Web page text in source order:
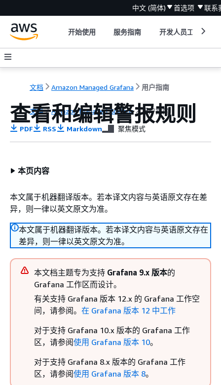
中文 (简体) 首选项 联系
开始使用 服务指南 开发人员工具
文档 Amazon Managed Grafana 用户指南
文档 Amazon Managed Grafana 用户指南
查看和编辑警报规则
PDF RSS Markdown 聚焦模式
本页内容
本文属于机器翻译版本。若本译文内容与英语原文存在差
异，则一律以英文原文为准。
本文属于机器翻译版本。若本译文内容与英语原文存在
差异，则一律以英文原文为准。
本文档主题专为支持 Grafana 9.x 版本的
Grafana 工作区而设计。
有关支持 Grafana 版本 12.x 的 Grafana 工作空
间，请参阅。 在 Grafana 版本 12 中工作
对于支持 Grafana 10.x 版本的 Grafana 工作
区，请参阅使用 Grafana 版本 10。
对于支持 Grafana 8.x 版本的 Grafana 工作
区，请参阅使用 Grafana 版本 8。